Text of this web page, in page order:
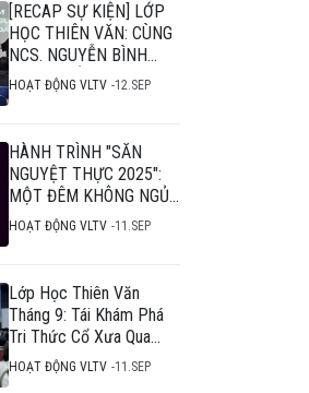
[RECAP SỰ KIỆN] LỚP
HỌC THIÊN VĂN: CÙNG
NCS. NGUYỄN BÌNH
NGƯỢC DÒNG THỜI
HÀ "BẤT KHẢ THI"
HOẠT ĐỘNG VLTV 12.SEP
HÀNH TRÌNH "SĂN
NGUYỆT THỰC 2025":
MỘT ĐÊM KHÔNG NGỦ
CHẠM TỚI VŨ TRỤ
HOẠT ĐỘNG VLTV 11.SEP
Lớp Học Thiên Văn
Tháng 9: Tái Khám Phá
Tri Thức Cổ Xưa Qua
Đồng Hồ Mặt Trời Và
HOẠT ĐỘNG VLTV 11.SEP